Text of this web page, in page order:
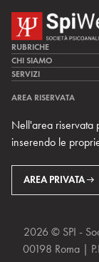
RUBRICHE
LA CURA
LA RICERCA
MULTIMEDIA
CHI SIAMO
LA SPI
TEAM DI SPIWEB
CONTATTI
RIVISTE
SERVIZI
ARCHIVIO STORICO
AREA RISERVATA
Nell'area riservata
inserendo le
AREA PRIVATA
2026 © SPI -
00198 Roma |